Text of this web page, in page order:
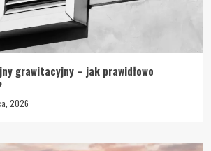
grawitacyjny – jak prawidłowo
2026